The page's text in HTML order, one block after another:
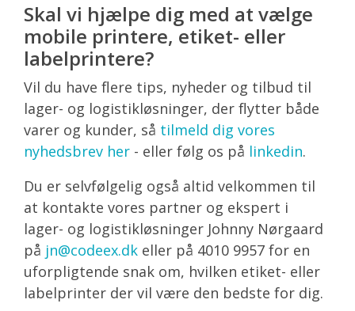
Skal vi hjælpe dig med at vælge
mobile printere, etiket- eller
labelprintere?
Vil du have flere tips, nyheder og tilbud til
lager- og logistikløsninger, der flytter både
varer og kunder, så tilmeld dig vores
nyhedsbrev her - eller følg os på linkedin.
Du er selvfølgelig også altid velkommen til
at kontakte vores partner og ekspert i
lager- og logistikløsninger Johnny Nørgaard
på jn@codeex.dk eller på 4010 9957 for en
uforpligtende snak om, hvilken etiket- eller
labelprinter der vil være den bedste for dig.